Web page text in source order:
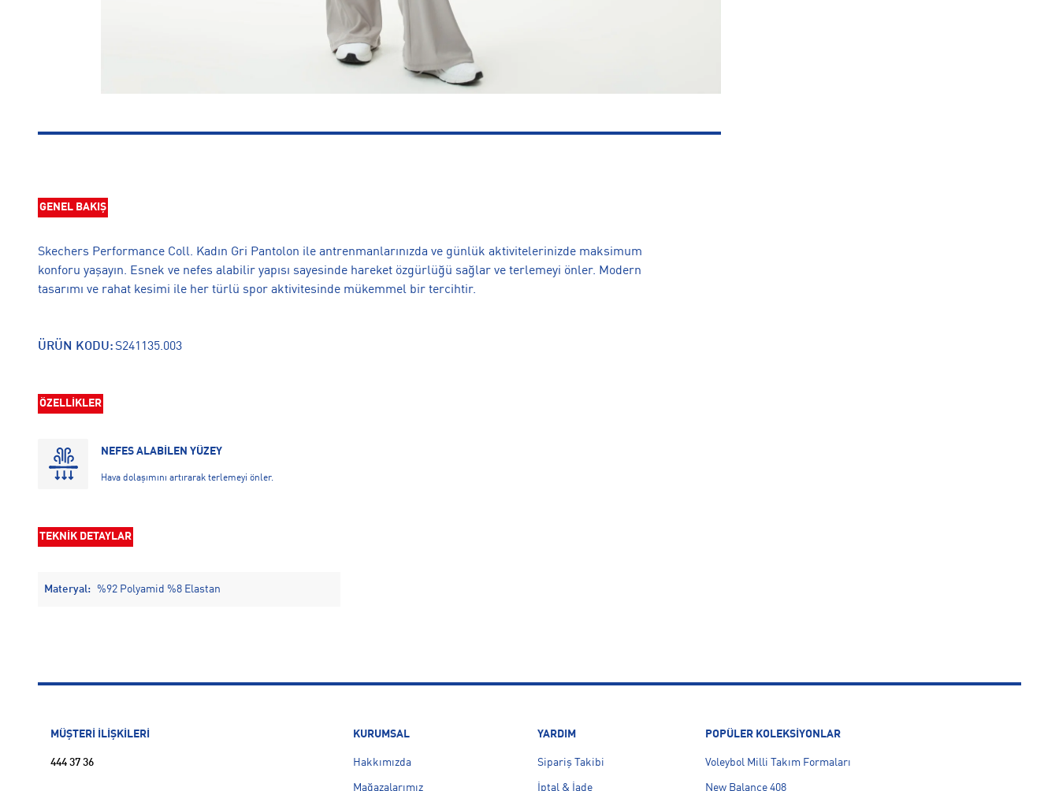
GENEL BAKIŞ
Skechers Performance Coll. Kadın Gri Pantolon ile antrenmanlarınızda ve günlük aktivitelerinizde maksimum
konforu yaşayın. Esnek ve nefes alabilir yapısı sayesinde hareket özgürlüğü sağlar ve terlemeyi önler. Modern
tasarımı ve rahat kesimi ile her türlü spor aktivitesinde mükemmel bir tercihtir.
ÜRÜN KODU: S241135.003
ÖZELLİKLER
NEFES ALABİLEN YÜZEY
Hava dolaşımını artırarak terlemeyi önler.
TEKNİK DETAYLAR
Materyal: %92 Polyamid %8 Elastan
MÜŞTERİ İLİŞKİLERİ
444 37 36
KURUMSAL
Hakkımızda
Mağazalarımız
YARDIM
Sipariş Takibi
İptal & İade
POPÜLER KOLEKSİYONLAR
Voleybol Milli Takım Formaları
New Balance 408